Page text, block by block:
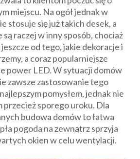
miejscu. Na ogół jednak w
stosuje się już takich desek, a
raczej w inny sposób, chociaż
od tego, jakie dekoracje i
a coraz popularniejsze
power LED. W sytuacji domów
zawsze zastosowanie tego
pomysłem, jednak nie
przecież sporego uroku. Dla
budowa domów to łatwa
pogoda na zewnątrz sprzyja
okien w celu wentylacji.